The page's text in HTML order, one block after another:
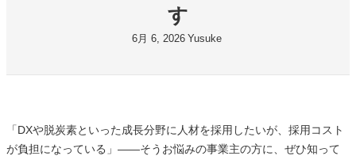
す
6月 6, 2026 Yusuke
「DXや脱炭素といった成長分野に人材を採用したいが、採用コスト
が負担になっている」——そうお悩みの事業主の方に、ぜひ知って